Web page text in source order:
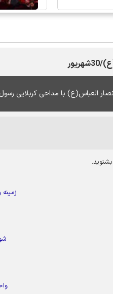
العباس(ع) با مداحی کربلایی